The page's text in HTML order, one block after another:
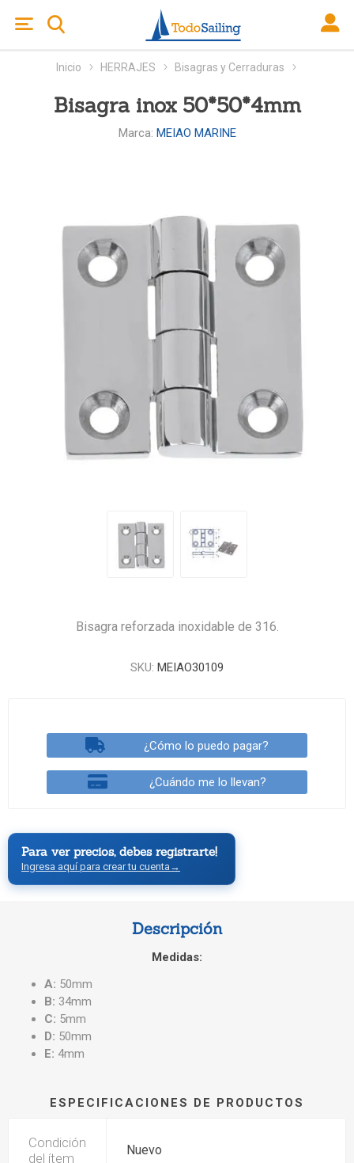
Inicio HERRAJES Bisagras y Cerraduras
Bisagra inox 50*50*4mm
Marca: MEIAO MARINE
Bisagra reforzada inoxidable de 316.
SKU: MEIAO30109
¿Cómo lo puedo pagar?
¿Cuándo me lo llevan?
Para ver precios, debes registrarte!
Ingresa aquí para crear tu cuenta →
Descripción
Medidas:
A: 50mm
B: 34mm
C: 5mm
D: 50mm
E: 4mm
ESPECIFICACIONES DE PRODUCTOS
Condición
del ítem
Nuevo